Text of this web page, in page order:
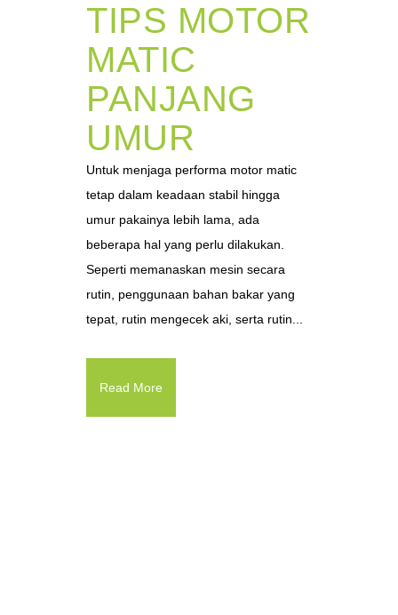
TIPS MOTOR
MATIC
PANJANG
UMUR
Untuk menjaga performa motor matic
tetap dalam keadaan stabil hingga
umur pakainya lebih lama, ada
beberapa hal yang perlu dilakukan.
Seperti memanaskan mesin secara
rutin, penggunaan bahan bakar yang
tepat, rutin mengecek aki, serta rutin...
Read More